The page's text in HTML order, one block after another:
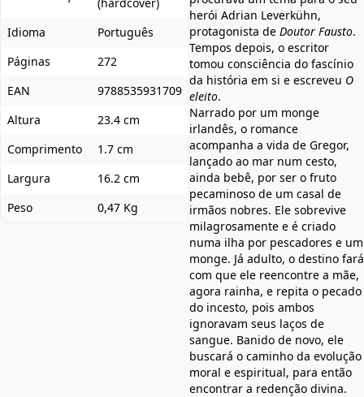
Idioma
Português
Páginas
272
EAN
9788535931709
Altura
23.4 cm
Comprimento
1.7 cm
Largura
16.2 cm
Peso
0,47 Kg
herói Adrian Leverkühn,
protagonista de Doutor Fausto.
Tempos depois, o escritor
tomou consciência do fascínio
da história em si e escreveu O
eleito.
Narrado por um monge
irlandês, o romance
acompanha a vida de Gregor,
lançado ao mar num cesto,
ainda bebê, por ser o fruto
pecaminoso de um casal de
irmãos nobres. Ele sobrevive
milagrosamente e é criado
numa ilha por pescadores e um
monge. Já adulto, o destino fará
com que ele reencontre a mãe,
agora rainha, e repita o pecado
do incesto, pois ambos
ignoravam seus laços de
sangue. Banido de novo, ele
buscará o caminho da evolução
moral e espiritual, para então
encontrar a redenção divina.